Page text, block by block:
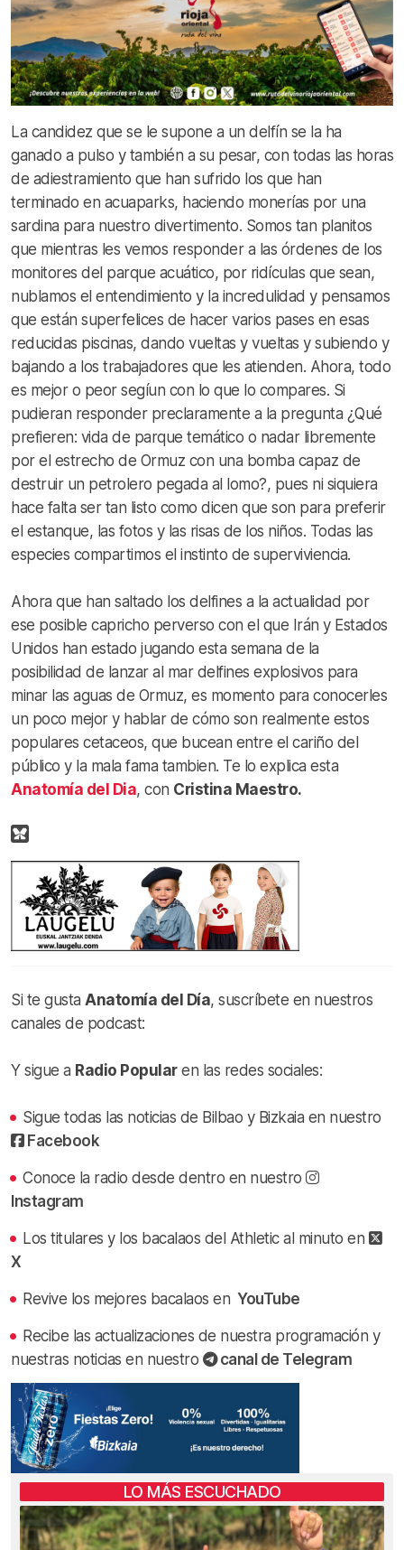
La candidez que se le supone a un delfín se la ha
ganado a pulso y también a su pesar, con todas las horas
de adiestramiento que han sufrido los que han
terminado en acuaparks, haciendo monerías por una
sardina para nuestro divertimento. Somos tan planitos
que mientras les vemos responder a las órdenes de los
monitores del parque acuático, por ridículas que sean,
nublamos el entendimiento y la incredulidad y pensamos
que están superfelices de hacer varios pases en esas
reducidas piscinas, dando vueltas y vueltas y subiendo y
bajando a los trabajadores que les atienden. Ahora, todo
es mejor o peor segíun con lo que lo compares. Si
pudieran responder preclaramente a la pregunta ¿Qué
prefieren: vida de parque temático o nadar libremente
por el estrecho de Ormuz con una bomba capaz de
destruir un petrolero pegada al lomo?, pues ni siquiera
hace falta ser tan listo como dicen que son para preferir
el estanque, las fotos y las risas de los niños. Todas las
especies compartimos el instinto de superviviencia.
Ahora que han saltado los delfines a la actualidad por
ese posible capricho perverso con el que Irán y Estados
Unidos han estado jugando esta semana de la
posibilidad de lanzar al mar delfines explosivos para
minar las aguas de Ormuz, es momento para conocerles
un poco mejor y hablar de cómo son realmente estos
populares cetaceos, que bucean entre el cariño del
público y la mala fama tambien. Te lo explica esta
Anatomía del Dia, con Cristina Maestro.
Si te gusta Anatomía del Día, suscríbete en nuestros
canales de podcast:
Y sigue a Radio Popularen las redes sociales:
Sigue todas las noticias de Bilbao y Bizkaia en nuestro
Facebook
Conoce la radio desde dentro en nuestro
Instagram
Los titulares y los bacalaos del Athletic al minuto en
X
Revive los mejores bacalaos en YouTube
Recibe las actualizaciones de nuestra programación y
nuestras noticias en nuestro
canal de Telegram
LO MÁS ESCUCHADO